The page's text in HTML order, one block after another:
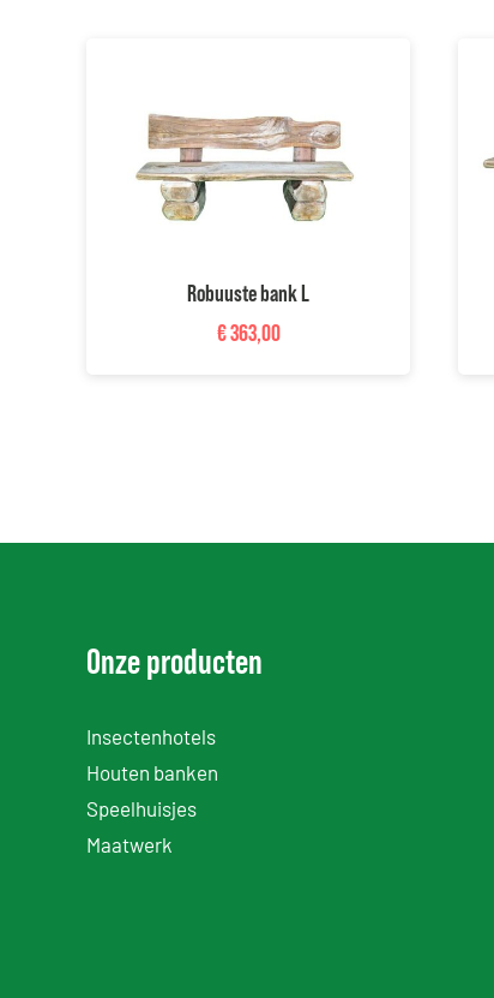
Robuuste bank L
€363,00
Onze producten
Insectenhotels
Houten banken
Speelhuisjes
Maatwerk